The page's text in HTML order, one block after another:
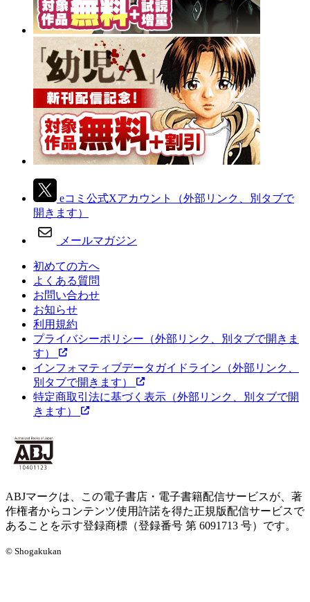
eコミ公式Xアカウント
（外部リンク、別タブで
開きます）
メールマガジン
初めての方へ
よくある質問
お問い合わせ
お知らせ
利用規約
プライバシーポリシー （外部リンク、別タブで開きま
す）
インフォマティブデータガイドライン （外部リンク、
別タブで開きます）
特定商取引法に基づく表示 （外部リンク、別タブで開
きます）
ABJマークは、この電子書店・電子書籍配信サービスが、著
作権者からコンテンツ使用許諾を得た正規版配信サービスで
あることを示す登録商標（登録番号 第 6091713 号）です。
© Shogakukan